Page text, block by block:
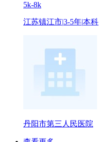
5k-8k
江苏镇江市|3-5年|本科
丹阳市第三人民医院